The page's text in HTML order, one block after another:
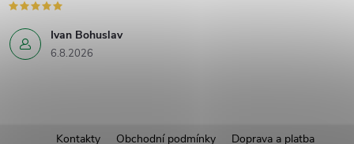
Ivan Bohuslav
6.8.2026
Kontakty Obchodní podmínky
Doprava a platba